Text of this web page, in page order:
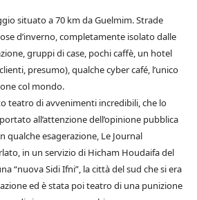
situato a 70 km da Guelmim. Strade
d’inverno, completamente isolato dalle
gruppi di case, pochi caffè, un hotel
presumo), qualche cyber café, l’unico
col mondo.
teatro di avvenimenti incredibili, che lo
all’attenzione dell’opinione pubblica
qualche esagerazione, Le Journal
in un servizio di Hicham Houdaifa del
“nuova Sidi Ifni”, la città del sud che si era
ed è stata poi teatro di una punizione